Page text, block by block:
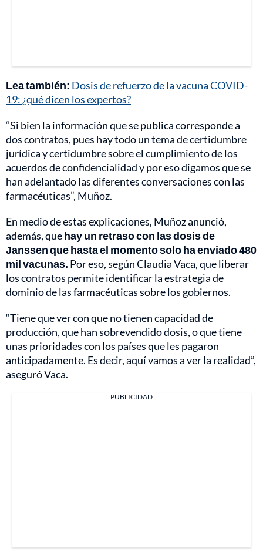
Lea también: Dosis de refuerzo de la vacuna COVID-
19: ¿qué dicen los expertos?
“Si bien la información que se publica corresponde a
dos contratos, pues hay todo un tema de certidumbre
jurídica y certidumbre sobre el cumplimiento de los
acuerdos de confidencialidad y por eso digamos que se
han adelantado las diferentes conversaciones con las
farmacéuticas”, Muñoz.
En medio de estas explicaciones, Muñoz anunció,
además, quehay un retraso con las dosis de
Janssen que hasta el momento solo ha enviado 480
mil vacunas. Por eso, según Claudia Vaca, que liberar
los contratos permite identificar la estrategia de
dominio de las farmacéuticas sobre los gobiernos.
“Tiene que ver con que no tienen capacidad de
producción, que han sobrevendido dosis, o que tiene
unas prioridades con los países que les pagaron
anticipadamente. Es decir, aquí vamos a ver la realidad”,
aseguró Vaca.
PUBLICIDAD